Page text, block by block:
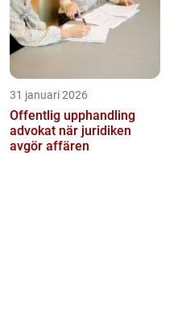
31 januari 2026
Offentlig upphandling
advokat när juridiken
avgör affären